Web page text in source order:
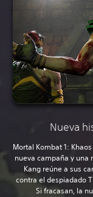
Nueva
Mortal Kombat 1:
nueva campaña y una
Kang reúne a sus
contra el despiadado
Si fracasan, la